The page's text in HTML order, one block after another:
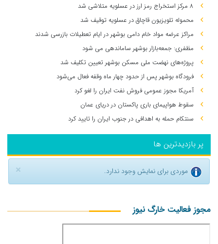
۸ مرکز استخراج رمز ارز در عسلویه متلاشی شد
محموله تلویزیون قاچاق در عسلویه توقیف شد
مراکز عرضه مواد خام دامی بوشهر در ایام تعطیلات بازرسی شدند
مظفری: جمعه‌بازار بوشهر ساماندهی می‌ شود
پروژه‌های نهضت ملی مسکن بوشهر تعیین تکلیف شد
فرودگاه بوشهر پس از حدود چهار ماه وقفه فعال می‌شود
آمریکا مجوز عمومی فروش نفت ایران را لغو کرد
سقوط هواپیمای باری پاکستان در دریای عمان
سنتکام حمله به اهدافی در جنوب ایران را تایید کرد
پر بازدیدترین ها
× موردی برای نمایش وجود ندارد.
مجوز فعالیت خارگ نیوز